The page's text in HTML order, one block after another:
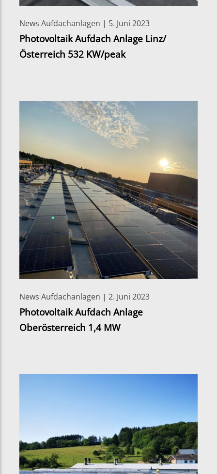
News Aufdachanlagen | 5. Juni 2023
Photovoltaik Aufdach Anlage Linz/
Österreich 532 KW/peak
News Aufdachanlagen | 2. Juni 2023
Photovoltaik Aufdach Anlage
Oberösterreich 1,4 MW